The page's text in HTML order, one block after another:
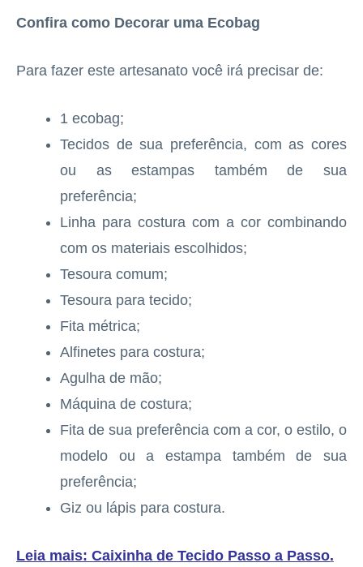
Confira como Decorar uma Ecobag
Para fazer este artesanato você irá precisar de:
1 ecobag;
Tecidos de sua preferência, com as cores
ou as estampas também de sua
preferência;
Linha para costura com a cor combinando
com os materiais escolhidos;
Tesoura comum;
Tesoura para tecido;
Fita métrica;
Alfinetes para costura;
Agulha de mão;
Máquina de costura;
Fita de sua preferência com a cor, o estilo, o
modelo ou a estampa também de sua
preferência;
Giz ou lápis para costura.
Leia mais: Caixinha de Tecido Passo a Passo.